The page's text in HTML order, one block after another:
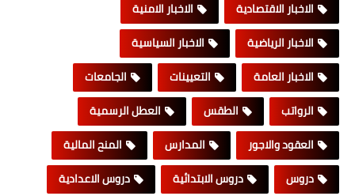
الاخبار الاقتصادية
الاخبار الامنية
الاخبار الرياضية
الاخبار السياسية
الاخبار العامة
التعيينات
الجامعات
الرواتب
الطقس
العطل الرسمية
العقود والاجور
المدارس
المنح المالية
دروس
دروس الابتدائية
دروس الاعدادية